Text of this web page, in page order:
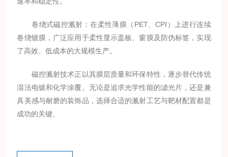
卷绕式磁控溅射：在柔性薄膜（PET、CPI）上进行连续
卷绕镀膜，广泛应用于柔性显示盖板、窗膜及防伪标签，实现
了高效、低成本的大规模生产。
磁控溅射技术正以其膜层质量和环保特性，逐步替代传统
湿法电镀和化学涂覆。无论是追求光学性能的滤光片，还是兼
具美感与耐磨的装饰品，选择合适的溅射工艺与靶材配置都是
成功的关键。